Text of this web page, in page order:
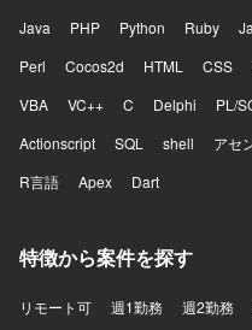
Java PHP Python Ruby
Perl
Cocos2d HTML CSS
VBA
VC++ C Delphi PL/
Actionscript
SQL shell アセ
R言語
Apex Dart
特徴から案件を探す
リモート可 週1勤務 週2勤務